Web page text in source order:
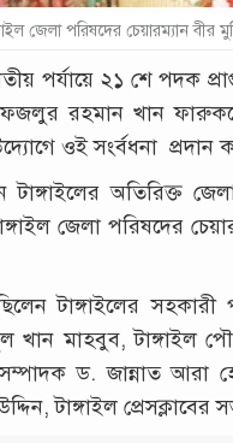
জেলা পরিষদের চেয়ারম্যান
পর্যায়ে ২১ শে পদক
ফজলুর রহমান খান
ওই সংর্বধনা প্রদান
টাঙ্গাইলের অতিরিক্ত
জেলা পরিষদের
টাঙ্গাইলের
খান মাহবুব, টাঙ্গাইল
ড. জান্নাত আরা
টাঙ্গাইল